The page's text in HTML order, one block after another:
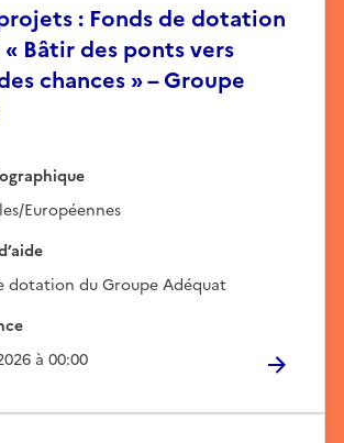
: Fonds de dotation
Bâtir des ponts vers
chances » – Groupe
Européennes
dotation du Groupe Adéquat
à 00:00